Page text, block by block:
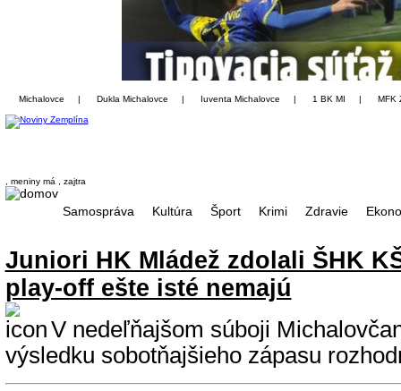
Michalovce | Dukla Michalovce | Iuventa Michalovce | 1 BK MI | MFK
, meniny má , zajtra
Samospráva Kultúra Šport Krimi Zdravie
Juniori HK Mládež zdolali ŠHK
play-off ešte isté nemajú
V nedeľňajšom súboji
výsledku sobotňajšieho zápasu